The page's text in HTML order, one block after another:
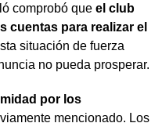
comprobó que el club
cuentas para realizar el
situación de fuerza
no pueda prosperar.
por los
mencionado. Los